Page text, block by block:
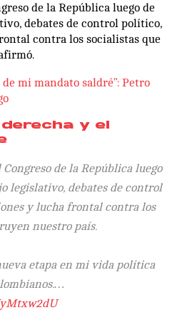
de la República luego de
debates de control político,
contra los socialistas que
mi mandato saldré”: Petro
y el
de la República luego
legislativo, debates de control
y lucha frontal contra los
nuestro país.
etapa en mi vida política